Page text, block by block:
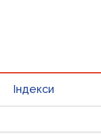
Індекси